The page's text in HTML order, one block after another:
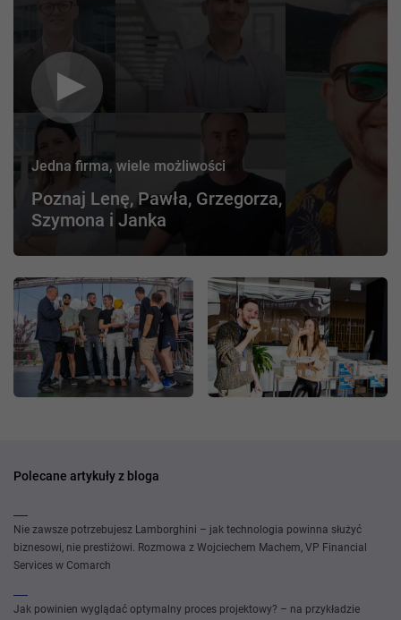
Jedna firma, wiele możliwości
Poznaj Lenę, Pawła, Grzegorza,
Szymona i Janka
Polecane artykuły z bloga
Nie zawsze potrzebujesz Lamborghini – jak technologia powinna służyć
biznesowi, nie prestiżowi. Rozmowa z Wojciechem Machem, VP Financial
Services w Comarch
Jak powinien wyglądać optymalny proces projektowy? – na przykładzie